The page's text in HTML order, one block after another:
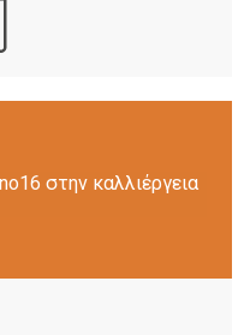
στην καλλιέργεια